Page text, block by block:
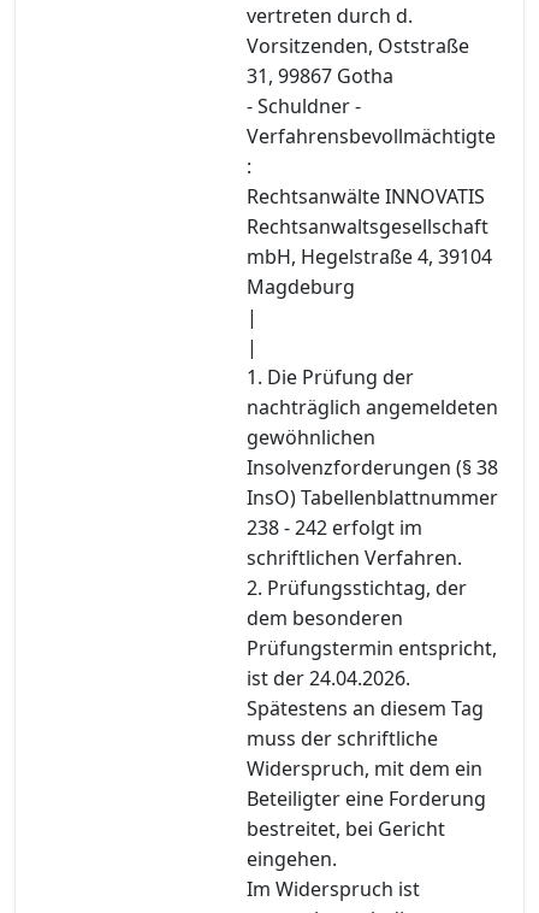
vertreten durch d.
Vorsitzenden, Oststraße
31, 99867 Gotha
- Schuldner -
Verfahrensbevollmächtigte
:
Rechtsanwälte INNOVATIS
Rechtsanwaltsgesellschaft
mbH, Hegelstraße 4, 39104
Magdeburg
|
|
1. Die Prüfung der
nachträglich angemeldeten
gewöhnlichen
Insolvenzforderungen (§ 38
InsO) Tabellenblattnummer
238 - 242 erfolgt im
schriftlichen Verfahren.
2. Prüfungsstichtag, der
dem besonderen
Prüfungstermin entspricht,
ist der 24.04.2026.
Spätestens an diesem Tag
muss der schriftliche
Widerspruch, mit dem ein
Beteiligter eine Forderung
bestreitet, bei Gericht
eingehen.
Im Widerspruch ist